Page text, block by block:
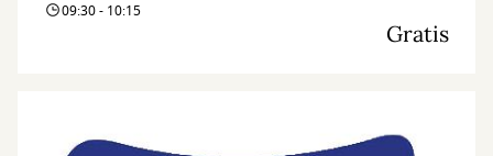
09:30 - 10:15
Gratis